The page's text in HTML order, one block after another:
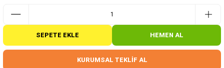
SEPETE EKLE HEMEN AL
KURUMSAL TEKLİF AL